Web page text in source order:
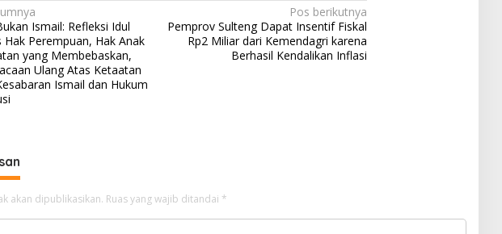
Ismail: Refleksi Idul
Hak Perempuan, Hak Anak
yang Membebaskan,
Ulang Atas Ketaatan
Ismail dan Hukum
Pos berikutnya
Pemprov Sulteng Dapat Insentif Fiskal
Rp2 Miliar dari Kemendagri karena
Berhasil Kendalikan Inflasi
akan dipublikasikan. Ruas yang wajib ditandai *